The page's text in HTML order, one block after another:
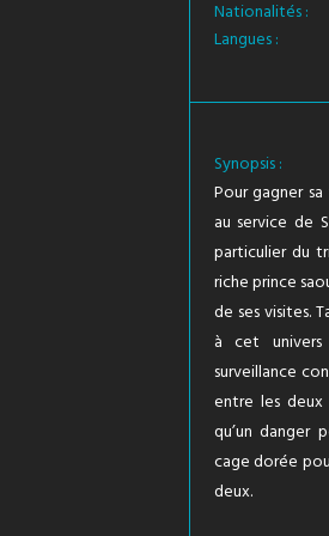
Nationalités :
Langues :
Synopsis :
Pour gagner
au service de
particulier du
riche prince
de ses visites.
à cet
surveillance
entre les deux
qu’un danger
cage dorée
deux.